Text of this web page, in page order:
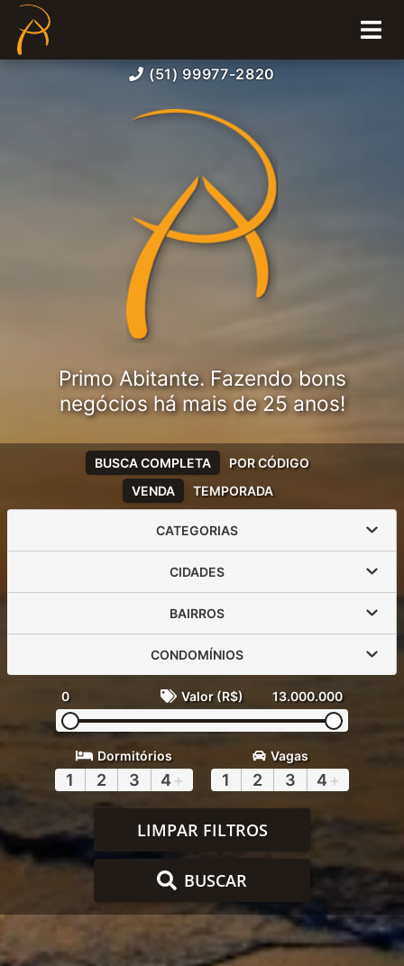
(51) 99977-2820
Primo Abitante. Fazendo bons
negócios há mais de 25 anos!
VENDA TEMPORADA
BUSCA COMPLETA POR CÓDIGO
CATEGORIAS
CIDADES
BAIRROS
CONDOMÍNIOS
0 Valor (R$) 13.000.000
Dormitórios
1 2 3 4 +
Vagas
1 2 3 4 +
LIMPAR FILTROS
BUSCAR